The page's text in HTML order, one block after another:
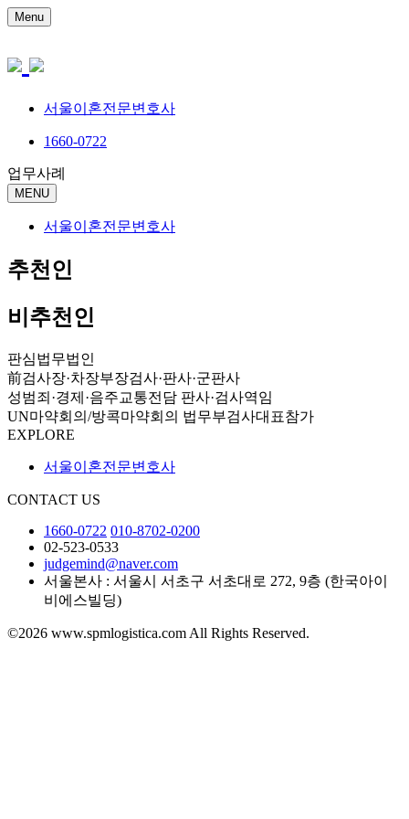
Menu
서울이혼전문변호사
1660-0722
업무사례
MENU
서울이혼전문변호사
추천인
비추천인
판심법무법인
前검사장·차장부장검사·판사·군판사
성범죄·경제·음주교통전담 판사·검사역임
UN마약회의/방콕마약회의 법무부검사대표참가
EXPLORE
서울이혼전문변호사
CONTACT US
1660-0722 010-8702-0200
02-523-0533
judgemind@naver.com
서울본사 : 서울시 서초구 서초대로 272, 9층 (한국아이
비에스빌딩)
©2026 www.spmlogistica.com All Rights Reserved.